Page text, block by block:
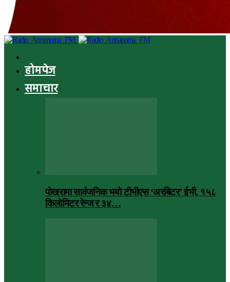
होमपेज
समाचार
पोखरामा सार्वजनिक भयो टीभीएस ‘अरबिटर’ ईभी, १५८
किलोमिटर रेन्ज र ३४…